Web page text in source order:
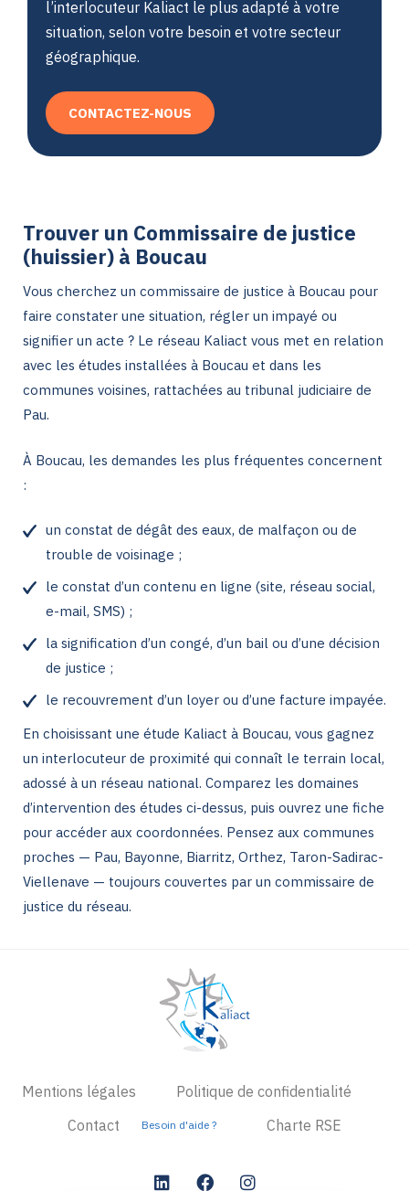
l’interlocuteur Kaliact le plus adapté à votre
situation, selon votre besoin et votre secteur
géographique.
CONTACTEZ-NOUS
Trouver un Commissaire de justice
(huissier) à Boucau
Vous cherchez un commissaire de justice à Boucau pour
faire constater une situation, régler un impayé ou
signifier un acte ? Le réseau Kaliact vous met en relation
avec les études installées à Boucau et dans les
communes voisines, rattachées au tribunal judiciaire de
Pau.
À Boucau, les demandes les plus fréquentes concernent
:
un constat de dégât des eaux, de malfaçon ou de
trouble de voisinage ;
le constat d’un contenu en ligne (site, réseau social,
e-mail, SMS) ;
la signification d’un congé, d’un bail ou d’une décision
de justice ;
le recouvrement d’un loyer ou d’une facture impayée.
En choisissant une étude Kaliact à Boucau, vous gagnez
un interlocuteur de proximité qui connaît le terrain local,
adossé à un réseau national. Comparez les domaines
d’intervention des études ci-dessus, puis ouvrez une fiche
pour accéder aux coordonnées. Pensez aux communes
proches — Pau, Bayonne, Biarritz, Orthez, Taron-Sadirac-
Viellenave — toujours couvertes par un commissaire de
justice du réseau.
Mentions légales
Politique de confidentialité
Contact
Besoin d'aide ? Charte RSE